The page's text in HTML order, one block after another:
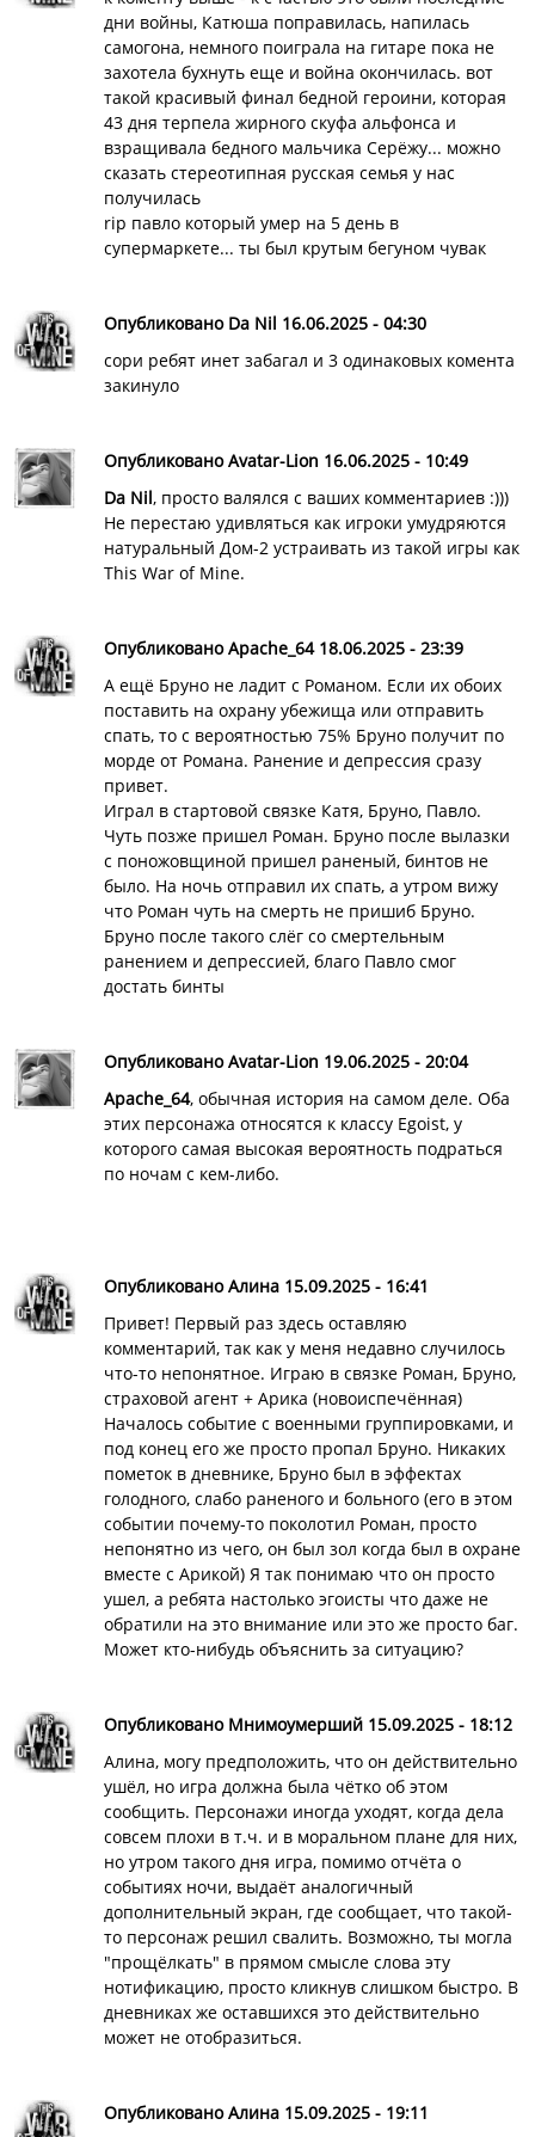
дни войны, Катюша поправилась, напилась
самогона, немного поиграла на гитаре пока не
захотела бухнуть еще и война окончилась. вот
такой красивый финал бедной героини, которая
43 дня терпела жирного скуфа альфонса и
взращивала бедного мальчика Серёжу... можно
сказать стереотипная русская семья у нас
получилась
rip павло который умер на 5 день в
супермаркете... ты был крутым бегуном чувак
Опубликовано Da Nil 16.06.2025 - 04:30
сори ребят инет забагал и 3 одинаковых комента
закинуло
Опубликовано Avatar-Lion 16.06.2025 - 10:49
Da Nil, просто валялся с ваших комментариев :)))
Не перестаю удивляться как игроки умудряются
натуральный Дом-2 устраивать из такой игры как
This War of Mine.
Опубликовано Apache_64 18.06.2025 - 23:39
А ещё Бруно не ладит с Романом. Если их обоих
поставить на охрану убежища или отправить
спать, то с вероятностью 75% Бруно получит по
морде от Романа. Ранение и депрессия сразу
привет.
Играл в стартовой связке Катя, Бруно, Павло.
Чуть позже пришел Роман. Бруно после вылазки
с поножовщиной пришел раненый, бинтов не
было. На ночь отправил их спать, а утром вижу
что Роман чуть на смерть не пришиб Бруно.
Бруно после такого слёг со смертельным
ранением и депрессией, благо Павло смог
достать бинты
Опубликовано Avatar-Lion 19.06.2025 - 20:04
Apache_64, обычная история на самом деле. Оба
этих персонажа относятся к классу Egoist, у
которого самая высокая вероятность подраться
по ночам с кем-либо.
Опубликовано Алина 15.09.2025 - 16:41
Привет! Первый раз здесь оставляю
комментарий, так как у меня недавно случилось
что-то непонятное. Играю в связке Роман, Бруно,
страховой агент + Арика (новоиспечённая)
Началось событие с военными группировками, и
под конец его же просто пропал Бруно. Никаких
пометок в дневнике, Бруно был в эффектах
голодного, слабо раненого и больного (его в этом
событии почему-то поколотил Роман, просто
непонятно из чего, он был зол когда был в охране
вместе с Арикой) Я так понимаю что он просто
ушел, а ребята настолько эгоисты что даже не
обратили на это внимание или это же просто баг.
Может кто-нибудь объяснить за ситуацию?
Опубликовано Мнимоумерший 15.09.2025 - 18:12
Алина, могу предположить, что он действительно
ушёл, но игра должна была чётко об этом
сообщить. Персонажи иногда уходят, когда дела
совсем плохи в т.ч. и в моральном плане для них,
но утром такого дня игра, помимо отчёта о
событиях ночи, выдаёт аналогичный
дополнительный экран, где сообщает, что такой-
то персонаж решил свалить. Возможно, ты могла
"прощёлкать" в прямом смысле слова эту
нотификацию, просто кликнув слишком быстро. В
дневниках же оставшихся это действительно
может не отобразиться.
Опубликовано Алина 15.09.2025 - 19:11